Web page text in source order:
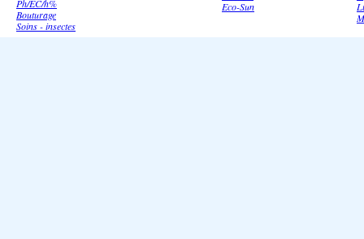
Ph/EC/h%
Bouturage
Soins - insectes
Eco-Sun